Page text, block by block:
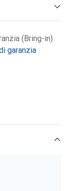
(Bring-in)
garanzia